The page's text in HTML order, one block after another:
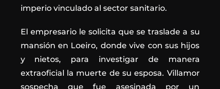
imperio vinculado al sector sanitario.
El empresario le solicita que se traslade a su
mansión en Loeiro, donde vive con sus hijos
y nietos, para investigar de manera
extraoficial la muerte de su esposa. Villamor
sospecha que fue asesinada por un